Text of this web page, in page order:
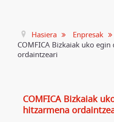
Hasiera Enpresak
COMFICA Bizkaiak uko
ordaintzeari
COMFICA Bizkaiak
hitzarmena